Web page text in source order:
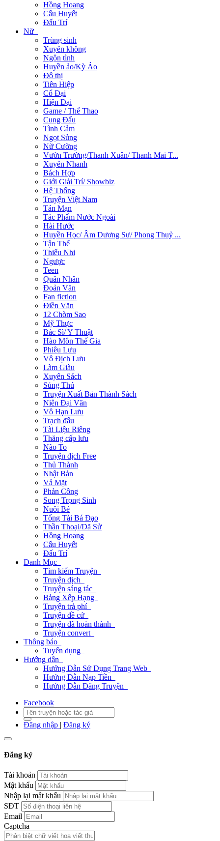
Hồng Hoang
Cẩu Huyết
Đấu Trí
Nữ
Trùng sinh
Xuyên không
Ngôn tình
Huyền ảo/Kỳ Ảo
Đô thị
Tiên Hiệp
Cổ Đại
Hiện Đại
Game / Thể Thao
Cung Đấu
Tình Cảm
Ngọt Sủng
Nữ Cường
Vườn Trường/Thanh Xuân/ Thanh Mai T...
Xuyên Nhanh
Bách Hợp
Giới Giải Trí/ Showbiz
Hệ Thống
Truyện Việt Nam
Tản Mạn
Tác Phẩm Nước Ngoài
Hài Hước
Huyền Học/ Âm Dương Sư/ Phong Thuỷ ...
Tận Thế
Thiếu Nhi
Ngược
Teen
Quân Nhân
Đoản Văn
Fan fiction
Điền Văn
12 Chòm Sao
Mỹ Thực
Bác Sĩ/ Y Thuật
Hào Môn Thế Gia
Phiêu Lưu
Vô Địch Lưu
Làm Giàu
Xuyên Sách
Sủng Thú
Truyện Xuất Bản Thành Sách
Niên Đại Văn
Vô Hạn Lưu
Trạch đấu
Tài Liệu Riêng
Thăng cấp lưu
Não To
Truyện dịch Free
Thủ Thành
Nhật Bản
Vả Mặt
Phản Công
Song Trọng Sinh
Nuôi Bé
Tổng Tài Bá Đạo
Thần Thoại/Dã Sử
Hồng Hoang
Cẩu Huyết
Đấu Trí
Danh Mục
Tìm kiếm Truyện
Truyện dịch
Truyện sáng tác
Bảng Xếp Hạng
Truyện trả phí
Truyện đề cử
Truyện đã hoàn thành
Truyện convert
Thông báo
Tuyển dụng
Hướng dẫn
Hướng Dẫn Sử Dụng Trang Web
Hướng Dẫn Nạp Tiền
Hướng Dẫn Đăng Truyện
Facebook
Đăng nhập | Đăng ký
Đăng ký
Tài khoản
Mật khẩu
Nhập lại mật khẩu
SĐT
Email
Captcha